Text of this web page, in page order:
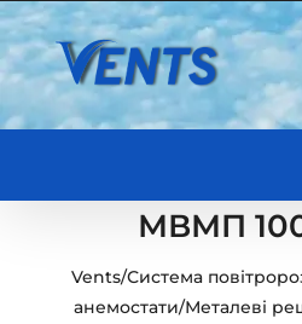
Skip
to
content
МВМП
Vents/Система
анемостати/Металеві